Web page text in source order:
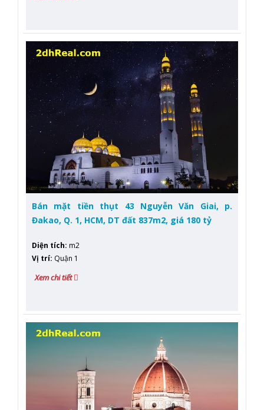
Bán mặt tiền thụt 43 Nguyễn Văn Giai, p.
Đakao, Q. 1, HCM, DT đất 837m2, giá 180 tỷ
Diện tích: m2
Vị trí: Quận 1
Xem chi tiết